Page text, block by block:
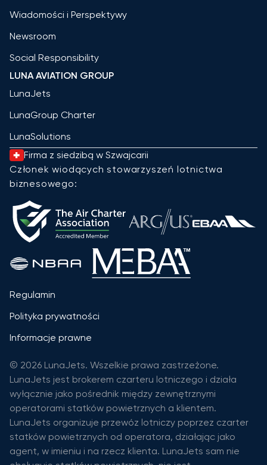
Wiadomości i Perspektywy
Newsroom
Social Responsibility
LUNA AVIATION GROUP
LunaJets
LunaGroup Charter
LunaSolutions
Firma z siedzibą w Szwajcarii
Członek wiodących stowarzyszeń lotnictwa
biznesowego:
Regulamin
Polityka prywatności
Informacje prawne
© 2026 LunaJets. Wszelkie prawa zastrzeżone.
LunaJets jest brokerem czarteru lotniczego i działa
wyłącznie jako pośrednik między zewnętrznymi
operatorami statków powietrznych a klientem.
LunaJets organizuje przewóz lotniczy poprzez czarter
statków powietrznych od operatora, działając jako
agent, w imieniu i na rzecz klienta. LunaJets sam nie